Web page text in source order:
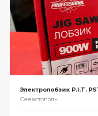
Электролобзик P.I.T.
Севастополь